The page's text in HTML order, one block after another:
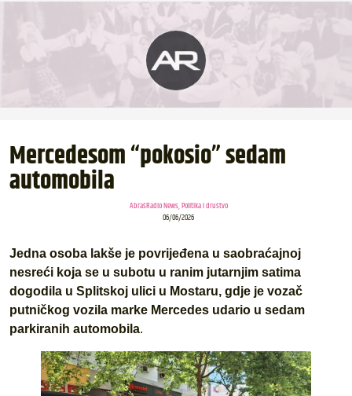
Mercedesom “pokosio” sedam
automobila
AbrašRadio News,Politika i društvo
06/06/2026
Jedna osoba lakše je povrijeđena u saobraćajnoj
nesreći koja se u subotu u ranim jutarnjim satima
dogodila u Splitskoj ulici u Mostaru, gdje je vozač
putničkog vozila marke Mercedes udario u sedam
parkiranih automobila.